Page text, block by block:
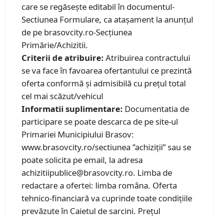
care se regăsește editabil în documentul-
Sectiunea Formulare, ca atașament la anunțul
de pe brasovcity.ro-Secțiunea
Primărie/Achizitii.
Criterii de atribuire: Atribuirea contractului
se va face în favoarea ofertantului ce prezintă
oferta conformă și admisibilă cu prețul total
cel mai scăzut/vehicul
Informatii suplimentare: Documentatia de
participare se poate descarca de pe site-ul
Primariei Municipiului Brasov:
www.brasovcity.ro/sectiunea ”achiziții” sau se
poate solicita pe email, la adresa
achizitiipublice@brasovcity.ro. Limba de
redactare a ofertei: limba româna. Oferta
tehnico-financiară va cuprinde toate condițiile
prevăzute în Caietul de sarcini. Prețul